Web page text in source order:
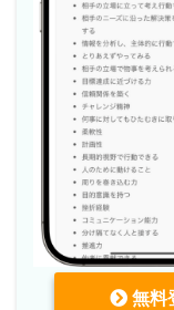
無料